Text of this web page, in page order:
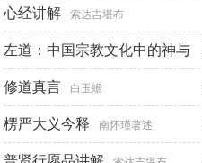
心经讲解 索达吉堪布
左道：中国宗教文化中的神与
魔 [美]万志英
修道真言 白玉蟾
楞严大义今释 南怀瑾著述